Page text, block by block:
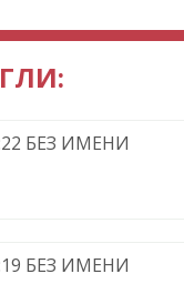
БЕЗ ИМЕНИ
БЕЗ ИМЕНИ